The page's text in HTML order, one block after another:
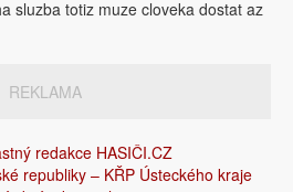
sluzba totiz muze cloveka dostat az
REKLAMA
redakce HASIČI.CZ
republiky – KŘP Ústeckého kraje